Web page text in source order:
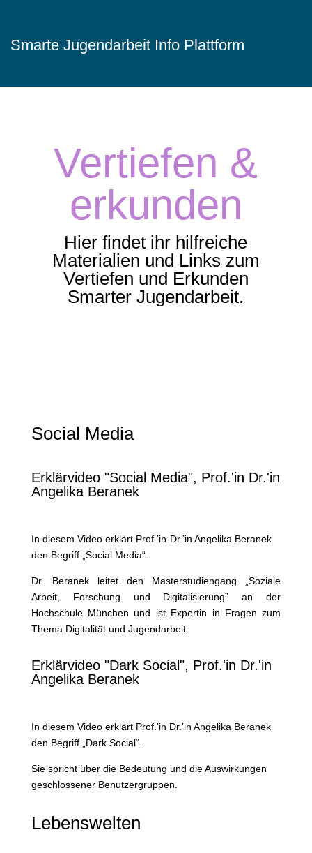
Smarte Jugendarbeit Info Plattform
Vertiefen &
erkunden
Hier findet ihr hilfreiche
Materialien und Links zum
Vertiefen und Erkunden
Smarter Jugendarbeit.
Social Media
Erklärvideo "Social Media", Prof.'in Dr.'in
Angelika Beranek
In diesem Video erklärt Prof.’in-Dr.’in Angelika Beranek
den Begriff „Social Media“.
Dr. Beranek leitet den Masterstudiengang „Soziale
Arbeit, Forschung und Digitalisierung” an der
Hochschule München und ist Expertin in Fragen zum
Thema Digitalität und Jugendarbeit.
Erklärvideo "Dark Social", Prof.'in Dr.'in
Angelika Beranek
In diesem Video erklärt Prof.’in Dr.’in Angelika Beranek
den Begriff „Dark Social“.
Sie spricht über die Bedeutung und die Auswirkungen
geschlossener Benutzergruppen.
Lebenswelten